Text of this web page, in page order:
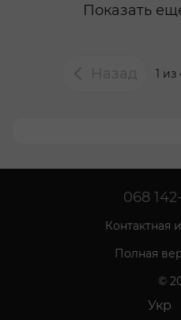
Показать
Назад 1 из
068
Контактная
Полная
©
Укр